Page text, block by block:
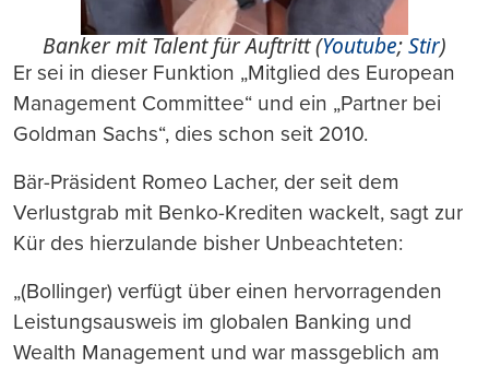
Banker mit Talent für Auftritt (Youtube;Stir)
Er sei in dieser Funktion „Mitglied des European
Management Committee“ und ein „Partner bei
Goldman Sachs“, dies schon seit 2010.
Bär-Präsident Romeo Lacher, der seit dem
Verlustgrab mit Benko-Krediten wackelt, sagt zur
Kür des hierzulande bisher Unbeachteten:
„(Bollinger) verfügt über einen hervorragenden
Leistungsausweis im globalen Banking und
Wealth Management und war massgeblich am